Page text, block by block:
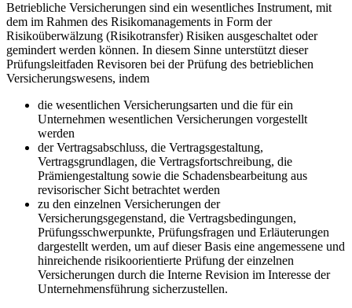
Betriebliche Versicherungen sind ein wesentliches Instrument, mit
dem im Rahmen des Risikomanagements in Form der
Risikoüberwälzung (Risikotransfer) Risiken ausgeschaltet oder
gemindert werden können. In diesem Sinne unterstützt dieser
Prüfungsleitfaden Revisoren bei der Prüfung des betrieblichen
Versicherungswesens, indem
die wesentlichen Versicherungsarten und die für ein
Unternehmen wesentlichen Versicherungen vorgestellt
werden
der Vertragsabschluss, die Vertragsgestaltung,
Vertragsgrundlagen, die Vertragsfortschreibung, die
Prämiengestaltung sowie die Schadensbearbeitung aus
revisorischer Sicht betrachtet werden
zu den einzelnen Versicherungen der
Versicherungsgegenstand, die Vertragsbedingungen,
Prüfungsschwerpunkte, Prüfungsfragen und Erläuterungen
dargestellt werden, um auf dieser Basis eine angemessene und
hinreichende risikoorientierte Prüfung der einzelnen
Versicherungen durch die Interne Revision im Interesse der
Unternehmensführung sicherzustellen.